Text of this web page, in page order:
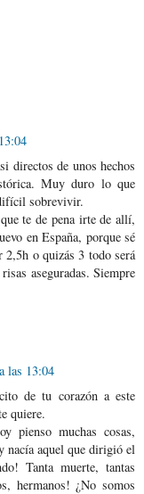
directos de unos hechos
Muy duro lo que
sobrevivir.
te de pena irte de allí,
en España, porque sé
2,5h o quizás 3 todo será
aseguradas. Siempre
las 13:04
de tu corazón a este
quiere.
pienso muchas cosas,
nacía aquel que dirigió el
Tanta muerte, tantas
hermanos! ¿No somos